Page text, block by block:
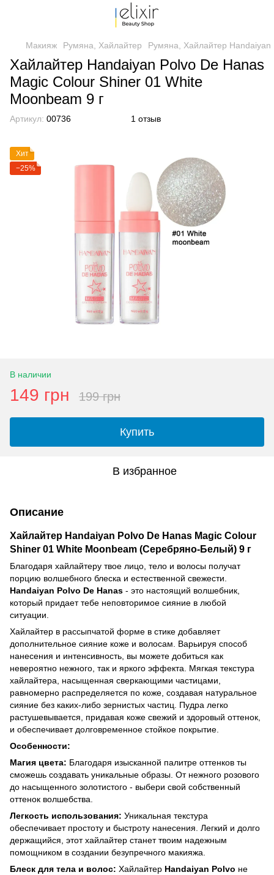
Макияж Румяна, Хайлайтер Румяна, Хайлайтер Handaiyan
Хайлайтер Handaiyan Polvo De Hanas
Magic Colour Shiner 01 White
Moonbeam 9 г
Артикул: 00736 1 отзыв
Хит
−25%
В наличии
149 грн 199 грн
Купить
В избранное
Описание
Хайлайтер Handaiyan Polvo De Hanas Magic Colour
Shiner 01 White Moonbeam (Серебряно-Белый) 9 г
Благодаря хайлайтеру твое лицо, тело и волосы получат
порцию волшебного блеска и естественной свежести.
Handaiyan Polvo De Hanas - это настоящий волшебник,
который придает тебе неповторимое сияние в любой
ситуации.
Хайлайтер в рассыпчатой форме в стике добавляет
дополнительное сияние коже и волосам. Варьируя способ
нанесения и интенсивность, вы можете добиться как
невероятно нежного, так и яркого эффекта. Мягкая текстура
хайлайтера, насыщенная сверкающими частицами,
равномерно распределяется по коже, создавая натуральное
сияние без каких-либо зернистых частиц. Пудра легко
растушевывается, придавая коже свежий и здоровый оттенок,
и обеспечивает долговременное стойкое покрытие.
Особенности:
Магия цвета: Благодаря изысканной палитре оттенков ты
сможешь создавать уникальные образы. От нежного розового
до насыщенного золотистого - выбери свой собственный
оттенок волшебства.
Легкость использования: Уникальная текстура
обеспечивает простоту и быстроту нанесения. Легкий и долго
держащийся, этот хайлайтер станет твоим надежным
помощником в создании безупречного макияжа.
Блеск для тела и волос: Хайлайтер Handaiyan Polvo не